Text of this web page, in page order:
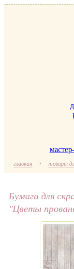
главная товары
Бумага для
"Цветы